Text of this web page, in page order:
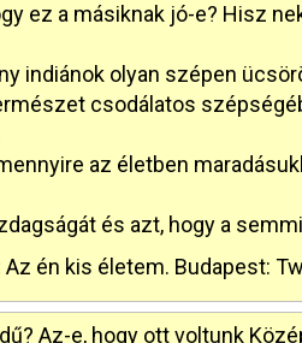
ez a másiknak jó-e? Hisz
indiánok olyan szépen
csodálatos
az életben
és azt, hogy a
én kis életem. Budapest:
Az-e, hogy ott voltunk